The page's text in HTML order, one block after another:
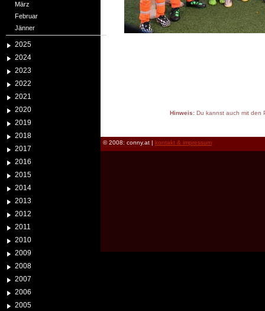
März
Februar
Jänner
2025
2024
2023
2022
2021
2020
2019
2018
2017
2016
2015
2014
2013
2012
2011
2010
2009
2008
2007
2006
2005
Hinweis:Du kannst auch mit den
© 2008: conny.at | kontakt & impressum